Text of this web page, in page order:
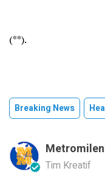
(**).
Breaking News
Tim Kreatif